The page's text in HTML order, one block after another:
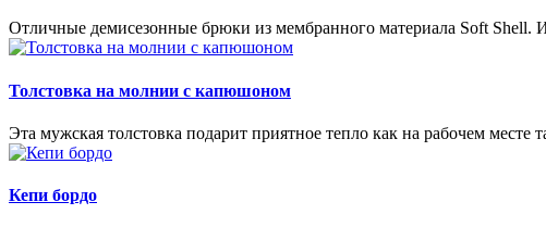
Отличные демисезонные брюки из мембранного материала Soft Shell.
Толстовка на молнии с капюшоном
Эта мужская толстовка подарит приятное тепло как на рабочем месте
Кепи бордо